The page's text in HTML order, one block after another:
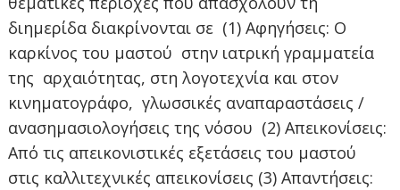
διημερίδα διακρίνονται σε (1) Αφηγήσεις: Ο
καρκίνος του μαστού στην ιατρική γραμματεία
της αρχαιότητας, στη λογοτεχνία και στον
κινηματογράφο, γλωσσικές αναπαραστάσεις /
ανασημασιολογήσεις της νόσου (2) Απεικονίσεις:
Από τις απεικονιστικές εξετάσεις του μαστού
στις καλλιτεχνικές απεικονίσεις (3) Απαντήσεις: